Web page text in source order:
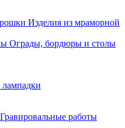
Изделия из мраморной
Ограды, бордюры и столы
Гравировальные работы